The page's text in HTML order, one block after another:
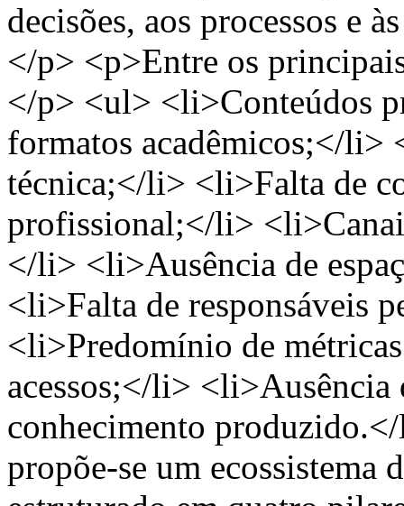
decisões, aos processos e
</p> <p>Entre os
</p> <ul> <li>Conteúdos
formatos acadêmicos;</li>
técnica;</li> <li>Falta de
profissional;</li>
</li> <li>Ausência de
<li>Falta de responsáveis
<li>Predomínio de
acessos;</li> <li>Ausência
conhecimento
propõe-se um ecossistema